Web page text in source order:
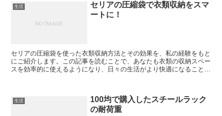
生活
セリアの圧縮袋で衣類収納をスマ
ートに！
セリアの圧縮袋を使った衣類収納方法とその効果を、私の経験をもと
にご紹介します。この記事を読むことで、あなたも衣類の収納スペー
スを効率的に使えるようになり、日々の生活がより快適になることで
生活
100均で購入したスチールラック
の耐荷重